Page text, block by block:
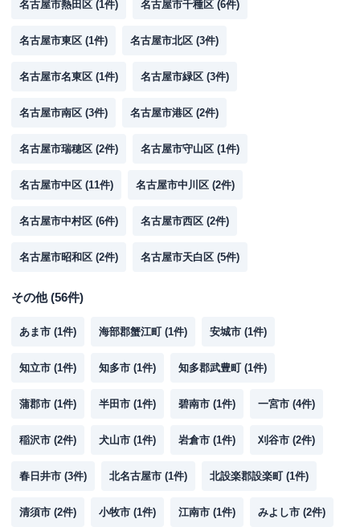
名古屋市熱田区 (1件) 名古屋市千種区 (6件)
名古屋市東区 (1件) 名古屋市北区 (3件)
名古屋市名東区 (1件) 名古屋市緑区 (3件)
名古屋市南区 (3件) 名古屋市港区 (2件)
名古屋市瑞穂区 (2件) 名古屋市守山区 (1件)
名古屋市中区 (11件) 名古屋市中川区 (2件)
名古屋市中村区 (6件) 名古屋市西区 (2件)
名古屋市昭和区 (2件) 名古屋市天白区 (5件)
その他(56件)
あま市 (1件) 海部郡蟹江町 (1件) 安城市 (1件)
知立市 (1件) 知多市 (1件) 知多郡武豊町 (1件)
蒲郡市 (1件) 半田市 (1件) 碧南市 (1件) 一宮市 (4件)
稲沢市 (2件) 犬山市 (1件) 岩倉市 (1件) 刈谷市 (2件)
春日井市 (3件) 北名古屋市 (1件) 北設楽郡設楽町 (1件)
清須市 (2件) 小牧市 (1件) 江南市 (1件) みよし市 (2件)